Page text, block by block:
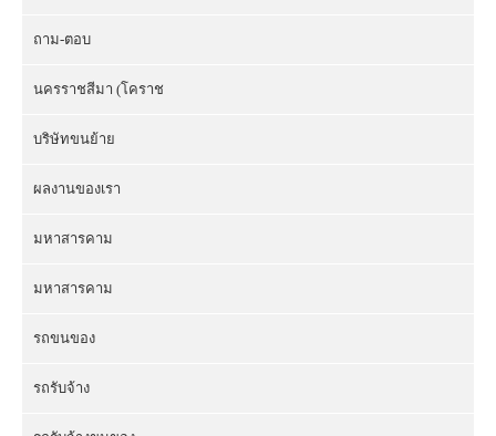
ถาม-ตอบ
นครราชสีมา (โคราช
บริษัทขนย้าย
ผลงานของเรา
มหาสารคาม
มหาสารคาม
รถขนของ
รถรับจ้าง